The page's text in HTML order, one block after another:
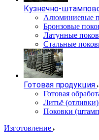
Кузнечно-
Алюминиевые
Бронзовые
Латунные
Стальные
Готовая продукция
Готовая
Литьё (отливки)
Поковки
Изготовление